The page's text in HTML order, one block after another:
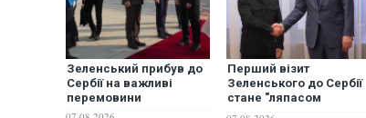
Зеленський прибув до
Сербії на важливі
перемовини
Перший візит
Зеленського до Сербії
стане "ляпасом